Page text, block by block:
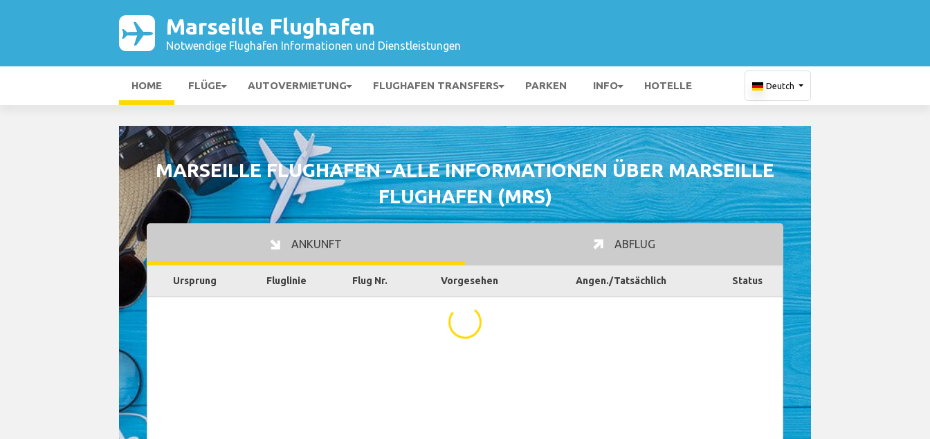
Marseille Flughafen
Notwendige Flughafen Informationen und Dienstleistungen
HOME FLÜGE AUTOVERMIETUNG FLUGHAFEN TRANSFERS PARKEN INFO HOTELLE Deutch
MARSEILLE FLUGHAFEN -ALLE INFORMATIONEN ÜBER MARSEILLE
FLUGHAFEN (MRS)
ANKUNFT ABFLUG
Ursprung Fluglinie Flug Nr. Vorgesehen Angen./Tatsächlich Status